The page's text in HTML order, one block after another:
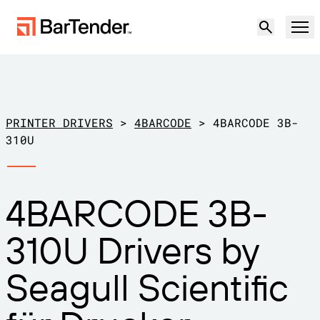
ETIKETTIERUNG, MARKIERUNG UND CODIERUNG
ETIKETTIERFUNKTIONEN
Gestalten
Lösungen
Produktion
Lager
Einzelhandel
Transport und Logistik
Druckertreiber herunterladen
Support-Pläne
Partner
Support
Support-Center
Kostenlos
Vertrieb
PRINTER DRIVERS > 4BARCODE > 4BARCODE 3B-
310U
4BARCODE 3B-
310U Drivers by
Seagull Scientific